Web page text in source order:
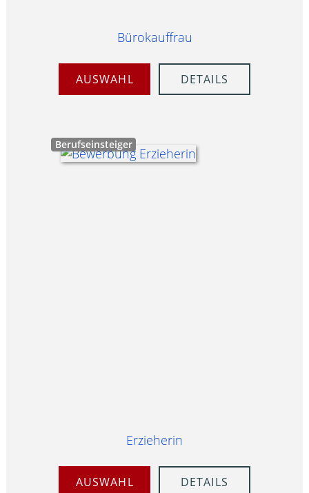
Bürokauffrau
AUSWAHL DETAILS
Berufseinsteiger
Erzieherin
AUSWAHL DETAILS